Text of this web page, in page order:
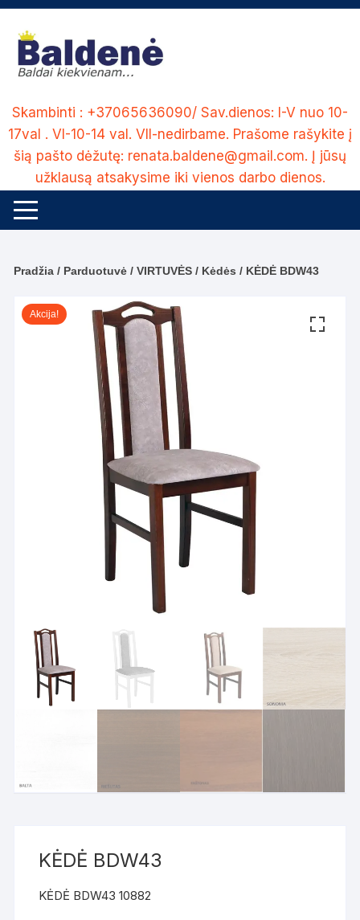
Skip
content
Skambinti : +37065636090/ Sav.dienos: I-V nuo 10-
17val . VI-10-14 val. VII-nedirbame. Prašome rašykite į
šią pašto dėžutę: renata.baldene@gmail.com. Į jūsų
užklausą atsakysime iki vienos darbo dienos.
Pradžia / Parduotuvė /VIRTUVĖS / Kėdės / KĖDĖ BDW43
Akcija!
KĖDĖ BDW43
KĖDĖ BDW43 10882